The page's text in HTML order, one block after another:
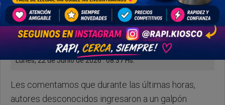
Lunes, 22 de Junio de 2026 . 08:37 Hs.
Les comentamos que durante las últimas horas,
autores desconocidos ingresaron a un galpón